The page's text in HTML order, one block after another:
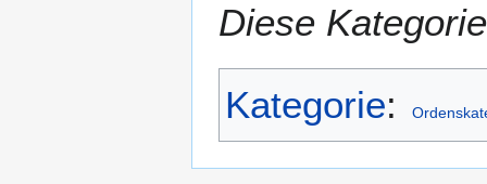
Diese
Kategorie: